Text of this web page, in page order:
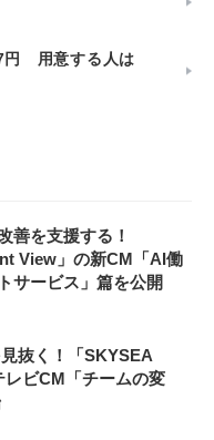
円 用意する人は
善を支援する！
View」の新CM「AI働
サービス」篇を公開
抜く！「SKYSEA
ビCM「チームの変